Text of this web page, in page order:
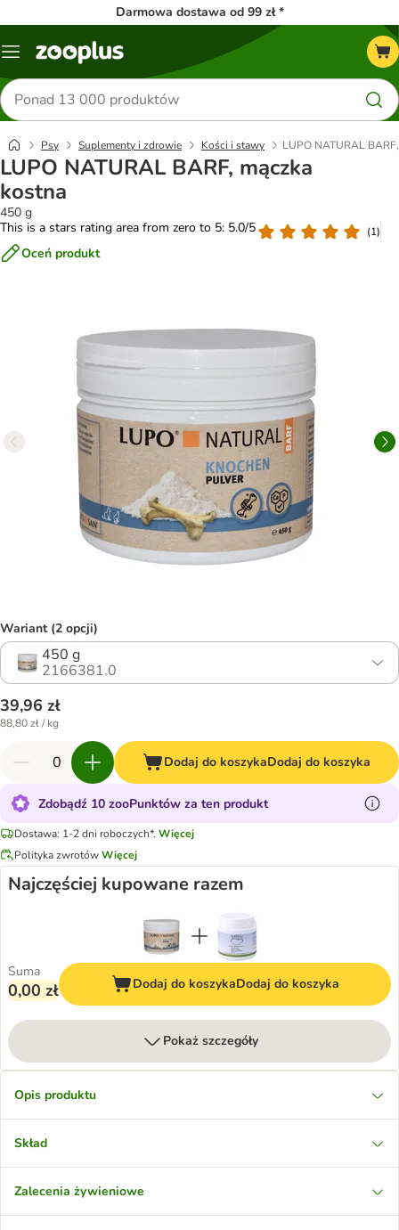
Darmowa dostawa od 99 zł *
Menu
Szukaj
produktów
Psy Suplementy i zdrowie Kości i stawy LUPO NATURAL
LUPO NATURAL BARF, mączka
kostna
450 g
This is a stars rating area from zero to 5: 5.0/5
(1)
Oceń produkt
Wariant (2 opcji)
450 g
2166381.0
39,96 zł
88,80 zł / kg
Dodaj do koszykaDodaj do koszyka
Zdobądź 10 zooPunktów za ten produkt
Dostawa: 1-2 dni roboczych*. Więcej
Polityka zwrotówWięcej
Najczęściej kupowane razem
Suma
0,00 zł Dodaj do koszykaDodaj do koszyka
Pokaż szczegóły
Opis produktu
Skład
Zalecenia żywieniowe